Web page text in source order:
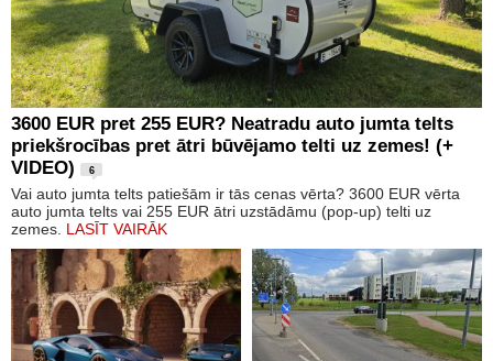
3600 EUR pret 255 EUR? Neatradu auto jumta telts
priekšrocības pret ātri būvējamo telti uz zemes! (+
VIDEO)
6
Vai auto jumta telts patiešām ir tās cenas vērta? 3600 EUR vērta
auto jumta telts vai 255 EUR ātri uzstādāmu (pop-up) telti uz
zemes. LASĪT VAIRĀK